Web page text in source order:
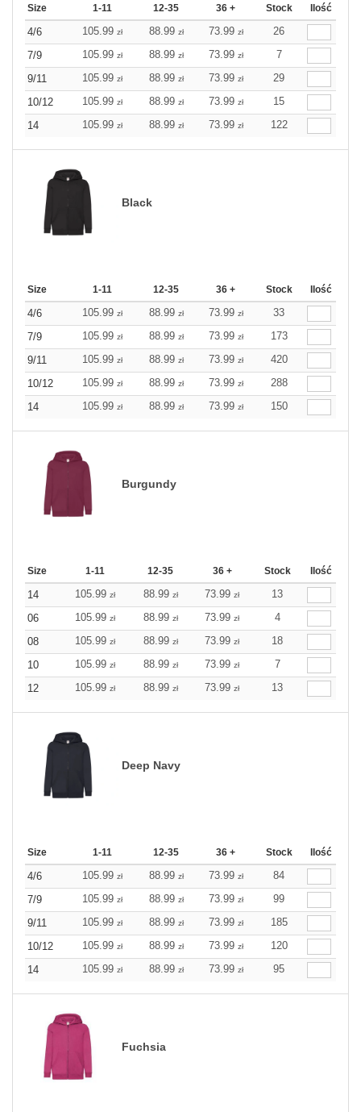
Size 1-11 12-35 36 + Stock Ilość
4/6 105.99 zł 88.99 zł 73.99 zł
26
7/9
105.99 zł 88.99 zł 73.99 zł
7
9/11
105.99 zł 88.99 zł 73.99 zł
29
10/12
105.99 zł 88.99 zł 73.99 zł
15
14
105.99 zł 88.99 zł 73.99 zł 122
Black
Size 1-11 12-35 36 + Stock Ilość
4/6 105.99 zł 88.99 zł 73.99 zł
33
7/9
105.99 zł 88.99 zł 73.99 zł
173
9/11
105.99 zł 88.99 zł 73.99 zł
420
10/12
105.99 zł 88.99 zł 73.99 zł
288
14
105.99 zł 88.99 zł 73.99 zł 150
Burgundy
Size 1-11 12-35 36 + Stock Ilość
14 105.99 zł 88.99 zł 73.99 zł
13
06
105.99 zł 88.99 zł 73.99 zł
4
08
105.99 zł 88.99 zł 73.99 zł
18
10
105.99 zł 88.99 zł 73.99 zł
7
12
105.99 zł 88.99 zł 73.99 zł 13
Deep Navy
Size 1-11 12-35 36 + Stock Ilość
4/6 105.99 zł 88.99 zł 73.99 zł
84
7/9
105.99 zł 88.99 zł 73.99 zł
99
9/11
105.99 zł 88.99 zł 73.99 zł
185
10/12
105.99 zł 88.99 zł 73.99 zł
120
14
105.99 zł 88.99 zł 73.99 zł 95
Fuchsia